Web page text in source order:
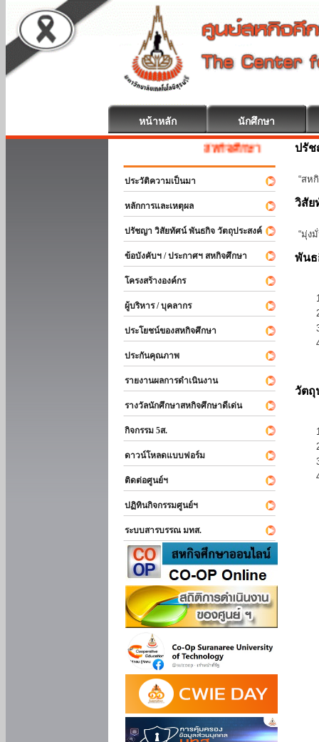
หน้าหลัก นักศึกษา
สหกิจศึกษา ยินดีต้อนรับ
ประวัติความเป็นมา
หลักการและเหตุผล
ปรัชญา วิสัยทัศน์ พันธกิจ วัตถุประสงค์
ข้อบังคับฯ / ประกาศฯ สหกิจศึกษา
โครงสร้างองค์กร
ผู้บริหาร / บุคลากร
ประโยชน์ของสหกิจศึกษา
ประกันคุณภาพ
รายงานผลการดำเนินงาน
รางวัลนักศึกษาสหกิจศึกษาดีเด่น
กิจกรรม 5ส.
ดาวน์โหลดแบบฟอร์ม
ติดต่อศูนย์ฯ
ปฏิทินกิจกรรมศูนย์ฯ
ระบบสารบรรณ มทส.
ปรั
“สห
วิสัย
“มุ่ง
พัน
วัตถุ